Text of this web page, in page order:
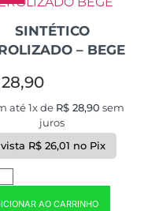
SINTÉTICO
– BEGE
até 1x de R$ 28,90 sem
juros
R$ 26,01 no Pix
AO CARRINHO